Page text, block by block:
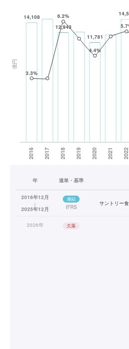
年 連単・基準
2016年12月
↓
2025年12月
連結
IFRS
サントリー
2026年 欠落